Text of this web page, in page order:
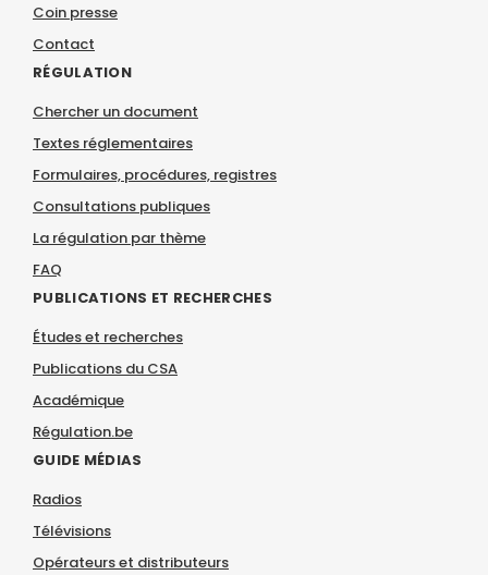
Coin presse
Contact
RÉGULATION
Chercher un document
Textes réglementaires
Formulaires, procédures, registres
Consultations publiques
La régulation par thème
FAQ
PUBLICATIONS ET RECHERCHES
Études et recherches
Publications du CSA
Académique
Régulation.be
GUIDE MÉDIAS
Radios
Télévisions
Opérateurs et distributeurs